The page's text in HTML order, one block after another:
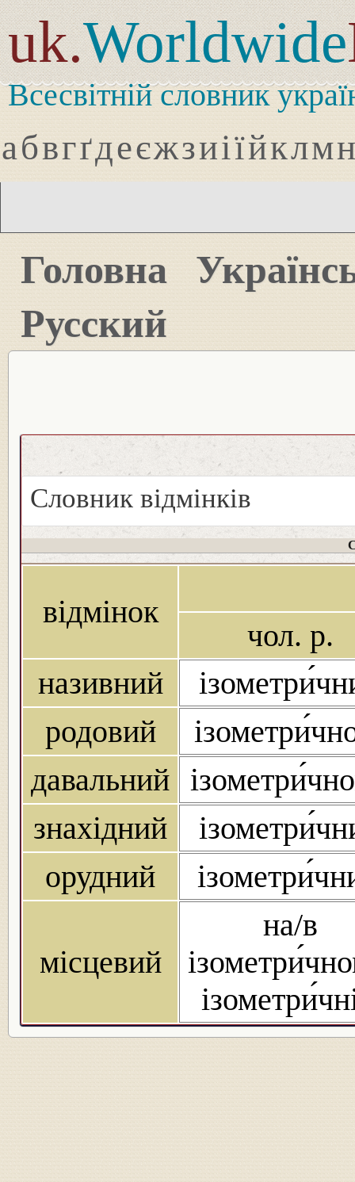
uk.Worldwide
Всесвітній словник
абвгґдеєжзиіїйклмн
Головна
Русский
Словник відмінків
відмінок
чол. р.
називний
родовий
давальний
знахідний
орудний
місцевий
на/в